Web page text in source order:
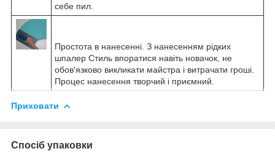
себе пил.
Простота в нанесенні. З нанесенням рідких
шпалер Стиль впоратися навіть новачок, не
обов'язково викликати майстра і витрачати гроші.
Процес нанесення творчий і приємний.
Приховати
Спосіб упаковки